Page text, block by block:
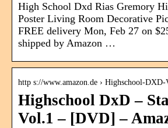
High School Dxd Rias Gremory
Poster Living Room Decorative
FREE delivery Mon, Feb 27 on
shipped by Amazon …
http s://www.amazon.de › Highschool-DXD-
Highschool DxD –
Vol.1 – [DVD] –